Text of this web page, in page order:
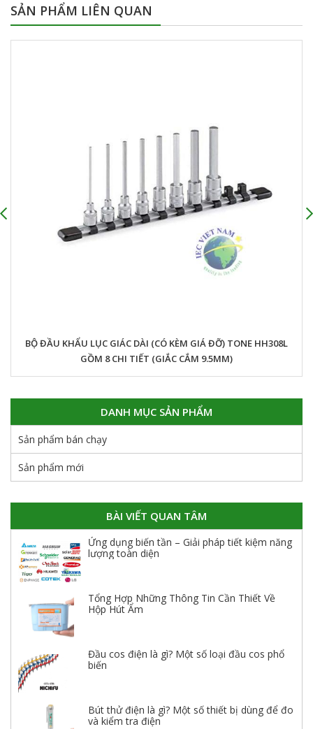
SẢN PHẨM LIÊN QUAN
BỘ ĐẦU KHẨU LỤC GIÁC DÀI (CÓ KÈM GIÁ ĐỠ) TONE HH308L
GỒM 8 CHI TIẾT (GIẮC CẮM 9.5MM)
DANH MỤC SẢN PHẨM
Sản phẩm bán chạy
Sản phẩm mới
BÀI VIẾT QUAN TÂM
Ứng dụng biến tần – Giải pháp tiết kiệm năng
lượng toàn diện
Tổng Hợp Những Thông Tin Cần Thiết Về
Hộp Hút Ẩm
Đầu cos điện là gì? Một số loại đầu cos phổ
biến
Bút thử điện là gì? Một số thiết bị dùng để đo
và kiểm tra điện